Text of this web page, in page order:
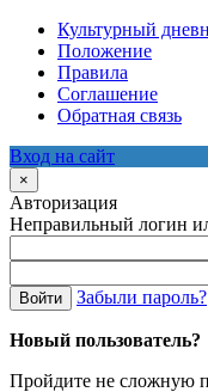
Культурный
Положение
Правила
Соглашение
Обратная связь
Вход на сайт
×
Авторизация
Неправильный логин
Войти Забыли пароль?
Новый пользователь?
Пройдите не сложную